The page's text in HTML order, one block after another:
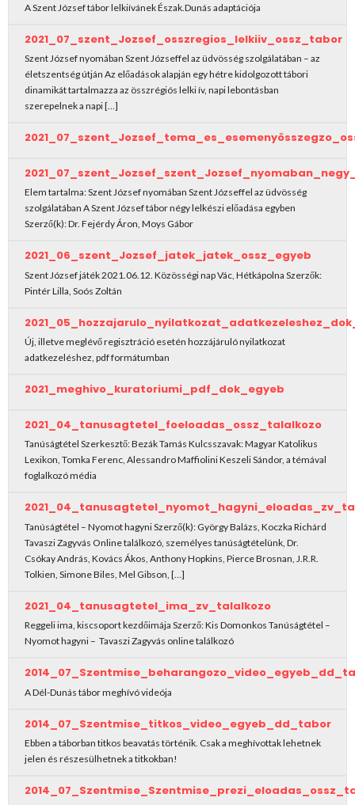
A Szent József tábor lelkiívánek Észak.Dunás adaptációja
2021_07_szent_Jozsef_osszregios_lelkiiv_ossz_tabor
Szent József nyomában Szent Józseffel az üdvösség szolgálatában – az
életszentség útján Az előadások alapján egy hétre kidolgozott tábori
dinamikát tartalmazza az összrégiós lelki ív, napi lebontásban
szerepelnek a napi […]
Elem tartalma: Szent József nyomában Szent Józseffel az üdvösség
szolgálatában A Szent József tábor négy lelkészi előadása egyben
Szerző(k): Dr. Fejérdy Áron, Moys Gábor
2021_06_szent_Jozsef_jatek_jatek_ossz_egyeb
Szent József játék 2021.06.12. Közösségi nap Vác, Hétkápolna Szerzők:
Pintér Lilla, Soós Zoltán
Új, illetve meglévő regisztráció esetén hozzájáruló nyilatkozat
adatkezeléshez, pdf formátumban
2021_meghivo_kuratoriumi_pdf_dok_egyeb
2021_04_tanusagtetel_foeloadas_ossz_talalkozo
Tanúságtétel Szerkesztő: Bezák Tamás Kulcsszavak: Magyar Katolikus
Lexikon, Tomka Ferenc, Alessandro Maffiolini Keszeli Sándor, a témával
foglalkozó média
Tanúságtétel – Nyomot hagyni Szerző(k): György Balázs, Koczka Richárd
Tavaszi Zagyvás Online találkozó, személyes tanúságtételünk, Dr.
Csókay András, Kovács Ákos, Anthony Hopkins, Pierce Brosnan, J.R.R.
Tolkien, Simone Biles, Mel Gibson, […]
2021_04_tanusagtetel_ima_zv_talalkozo
Reggeli ima, kiscsoport kezdőimája Szerző: Kis Domonkos Tanúságtétel –
Nyomot hagyni – Tavaszi Zagyvás online találkozó
A Dél-Dunás tábor meghívó videója
2014_07_Szentmise_titkos_video_egyeb_dd_tabor
Ebben a táborban titkos beavatás történik. Csak a meghívottak lehetnek
jelen és részesülhetnek a titkokban!